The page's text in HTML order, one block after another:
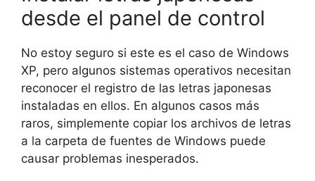
desde el panel de control
No estoy seguro si este es el caso de Windows
XP, pero algunos sistemas operativos necesitan
reconocer el registro de las letras japonesas
instaladas en ellos. En algunos casos más
raros, simplemente copiar los archivos de letras
a la carpeta de fuentes de Windows puede
causar problemas inesperados.